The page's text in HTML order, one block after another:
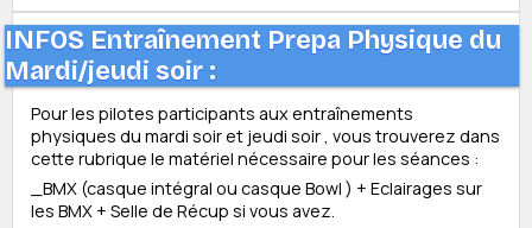
INFOS Entraînement Prepa Physique du
Mardi/jeudi soir :
Pour les pilotes participants aux entraînements
physiques du mardi soir et jeudi soir , vous trouverez dans
cette rubrique le matériel nécessaire pour les séances :
_BMX (casque intégral ou casque Bowl ) + Eclairages sur
les BMX + Selle de Récup si vous avez.